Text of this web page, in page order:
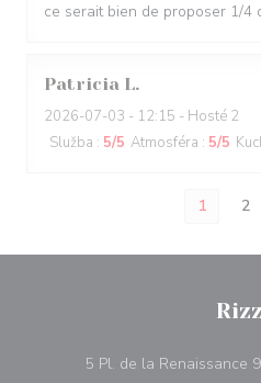
ce serait bien de proposer 1/4
Patricia L
2026-07-03 - 12:15 - Hosté 2
Služba : 5/5 Atmosféra : 5/5
1 2
5 Pl. de la Renaissance